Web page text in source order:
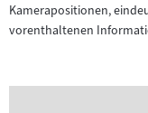
Kamerapositionen,
vorenthaltenen